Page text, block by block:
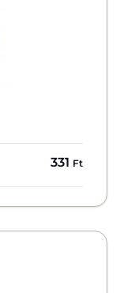
331 Ft